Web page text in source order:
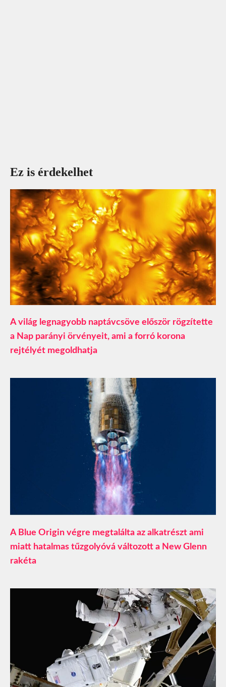
Ez is érdekelhet
A világ legnagyobb naptávcsöve először rögzítette
a Nap parányi örvényeit, ami a forró korona
rejtélyét megoldhatja
A Blue Origin végre megtalálta az alkatrészt ami
miatt hatalmas tűzgolyóvá változott a New Glenn
rakéta